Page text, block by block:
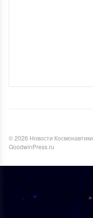
©2026 Новости Космонавтики
GoodwinPress.ru